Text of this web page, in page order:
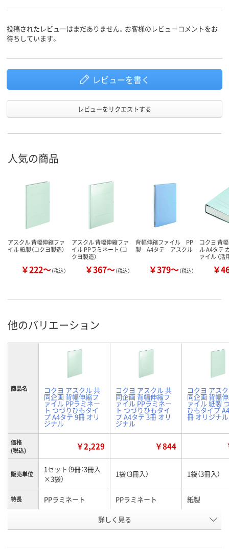
スコア
75 115 110
投稿されたレビューはまだありません。お客様のレビューコメントをお
待ちしています。
レビューを書く
レビューをリクエストする
人気の商品
アスクル 背幅伸縮ファ
イル 紙製（コクヨ製造）
￥222～（税込）
アスクル 背幅伸縮ファ
イル PPラミネート（コ
クヨ製造）
￥367～（税込）
背幅伸縮ファイル PP
製 A4タテ アスクル
￥379～（税込）
コクヨ 背
ル A4タテ
ァイル （
￥
他のバリエーション
商品名 コクヨ アスクル 共
同企画 背幅伸縮フ
ァイル PPラミネー
ト つづりひもタイ
プ A4タテ 9冊 オリ
ジナル
コクヨ アスクル 共
同企画 背幅伸縮フ
ァイル PPラミネー
ト つづりひもタイ
プ A4タテ 3冊 オリ
ジナル
コクヨ アス
同企画 背幅
ァイル 紙製
ひもタイプ
冊 オリジナル
価格
(税込)
￥2,229 ￥844
販売単位
1セット（9冊：3冊入
×3袋）
1袋（3冊入） 1袋（3冊入）
特長 PPラミネート PPラミネート 紙製
NN16784 NN16771
詳しく見る